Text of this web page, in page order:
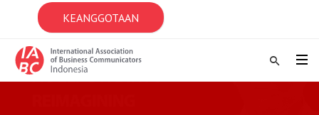
KEANGGOTAAN